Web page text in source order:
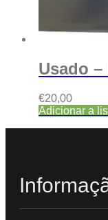
Usado –
€20,00
Adicionar a